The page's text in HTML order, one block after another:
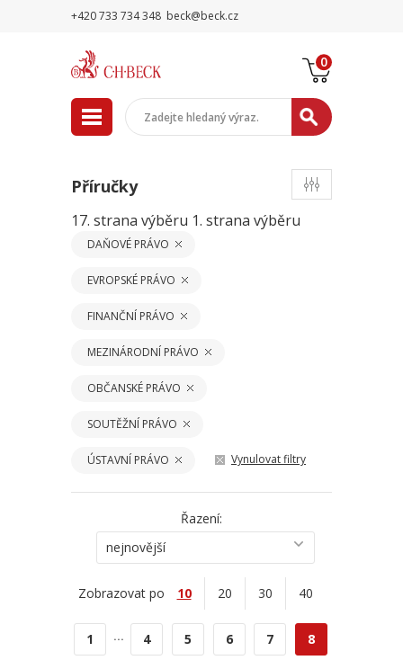
+420 733 734 348 beck@beck.cz
0
Příručky
17. strana výběru 1. strana výběru
DAŇOVÉ PRÁVO
EVROPSKÉ PRÁVO
FINANČNÍ PRÁVO
MEZINÁRODNÍ PRÁVO
OBČANSKÉ PRÁVO
SOUTĚŽNÍ PRÁVO
ÚSTAVNÍ PRÁVO Vynulovat filtry
Řazení:
nejnovější
Zobrazovat po 10 20 30 40
1 ... 4 5 6 7 8